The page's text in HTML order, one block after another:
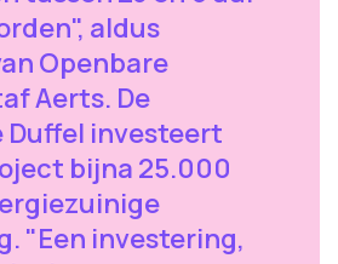
aldus
Openbare
Aerts. De
Duffel investeert
bijna 25.000
"Een investering,